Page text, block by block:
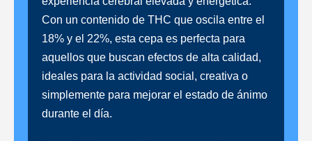
Con un contenido de THC que oscila entre el
18% y el 22%, esta cepa es perfecta para
aquellos que buscan efectos de alta calidad,
ideales para la actividad social, creativa o
simplemente para mejorar el estado de ánimo
durante el día.